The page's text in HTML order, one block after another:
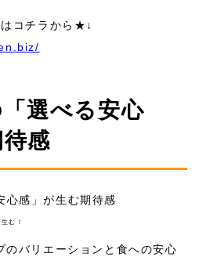
コチラから★↓
選べる安心
感
む！
のバリエーションと食への安心